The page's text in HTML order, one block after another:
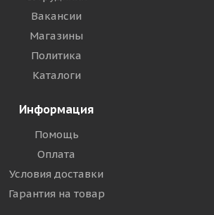
Вакансии
Магазины
Политика
Каталоги
Информация
Помощь
Оплата
Условия доставки
Гарантия на товар